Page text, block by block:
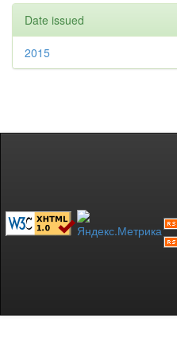
Date issued
2015